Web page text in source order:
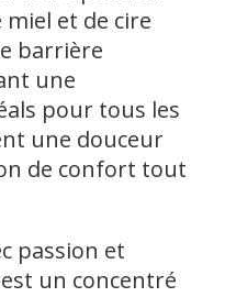
et de cire
barrière
une
pour tous les
une douceur
de confort tout
passion et
un concentré